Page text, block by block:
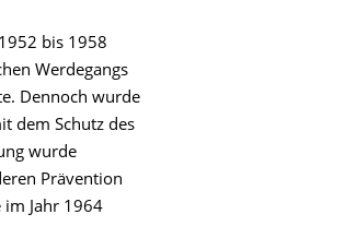
bis 1958
Werdegangs
Dennoch wurde
dem Schutz des
wurde
Prävention
im Jahr 1964